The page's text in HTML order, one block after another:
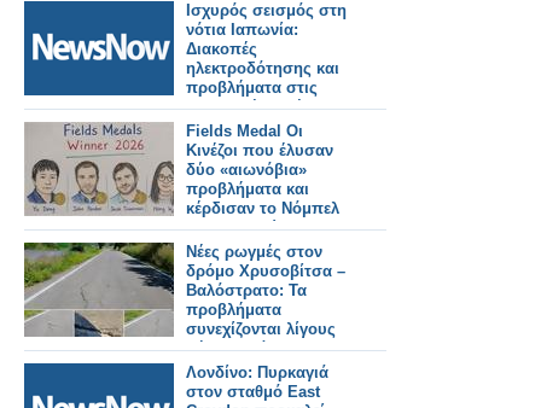
Ισχυρός σεισμός στη
νότια Ιαπωνία:
Διακοπές
ηλεκτροδότησης και
προβλήματα στις
μεταφορές. Τρένο
εκτροχιάστηκε.
Fields Medal Οι
Κινέζοι που έλυσαν
δύο «αιωνόβια»
προβλήματα και
κέρδισαν το Νόμπελ
Μαθηματικών
Νέες ρωγμές στον
δρόμο Χρυσοβίτσα –
Βαλόστρατο: Τα
προβλήματα
συνεχίζονται λίγους
μήνες μετά την
ασφαλτόστρωση
Λονδίνο: Πυρκαγιά
στον σταθμό East